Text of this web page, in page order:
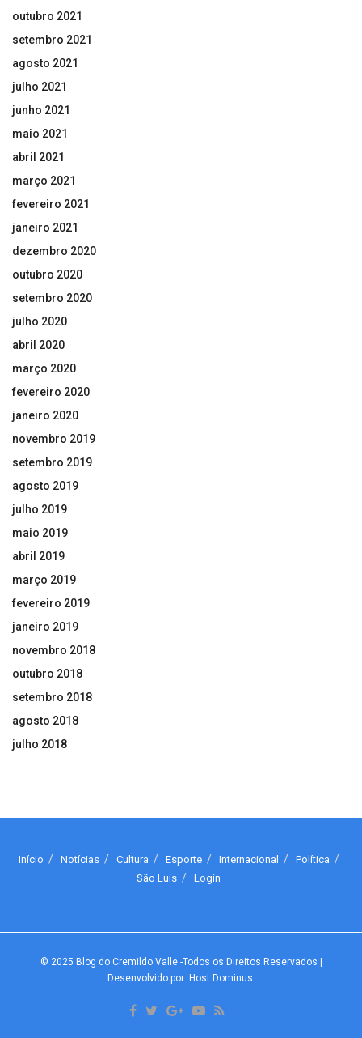
outubro 2021
setembro 2021
agosto 2021
julho 2021
junho 2021
maio 2021
abril 2021
março 2021
fevereiro 2021
janeiro 2021
dezembro 2020
outubro 2020
setembro 2020
julho 2020
abril 2020
março 2020
fevereiro 2020
janeiro 2020
novembro 2019
setembro 2019
agosto 2019
julho 2019
maio 2019
abril 2019
março 2019
fevereiro 2019
janeiro 2019
novembro 2018
outubro 2018
setembro 2018
agosto 2018
julho 2018
Início Notícias Cultura Esporte Internacional
Política
São Luís
Login
© 2025 Blog do Cremildo Valle-Todos os Direitos Reservados
Desenvolvido por: Host Dominus.